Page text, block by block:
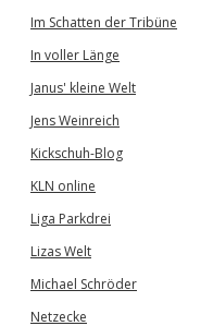
Im Schatten der Tribüne
In voller Länge
Janus' kleine Welt
Jens Weinreich
Kickschuh-Blog
KLN online
Liga Parkdrei
Lizas Welt
Michael Schröder
Netzecke